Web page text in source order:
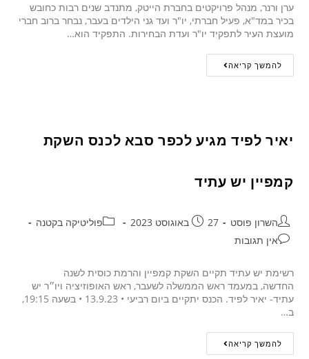
ערן ורנר, מנהל פרויקטים בחברת הייטק, מתנדב שנים רבות כחובש
בכיר במד"א, פעיל חברתי, יו"ר ועד גני הילדים בעבר, נבחר ברוב חברי
מועצת העיר לתפקיד יו"ר ועדת הבחירות. התפקיד הוא…
להמשך קריאה
יאיר לפיד מגיע לכפר סבא לכנס השקת
קמפיין יש עתיד
השרון פוסט 27 באוגוסט 2023
פוליטיקה בקטנה
אין תגובות
רשימת יש עתיד תקיים השקת קמפיין והרמת כוסית לשנה
החדשה, במעמד ראש הממשלה לשעבר, ראש האופוזיציה ויו״ר יש
עתיד- יאיר לפיד. הכנס יתקיים ביום רביעי • 13.9.23 • בשעה 19:15,
ב…
להמשך קריאה